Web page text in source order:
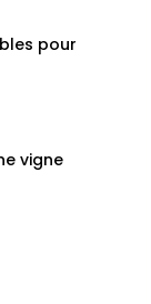
pour
vigne